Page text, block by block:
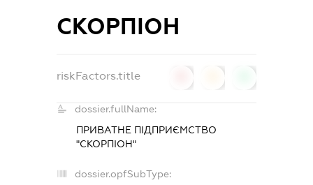
СКОРПІОН
riskFactors.title
dossier.fullName:
ПРИВАТНЕ ПІДПРИЄМСТВО
"СКОРПІОН"
dossier.opfSubType: